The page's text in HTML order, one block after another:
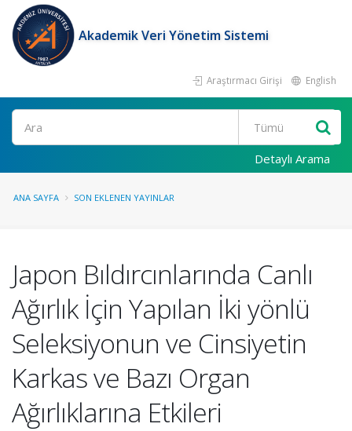
Akademik Veri Yönetim Sistemi
Araştırmacı Girişi English
Ara
Detaylı Arama
ANA SAYFA SON EKLENEN YAYINLAR
Japon Bıldırcınlarında Canlı
Ağırlık İçin Yapılan İki yönlü
Seleksiyonun ve Cinsiyetin
Karkas ve Bazı Organ
Ağırlıklarına Etkileri